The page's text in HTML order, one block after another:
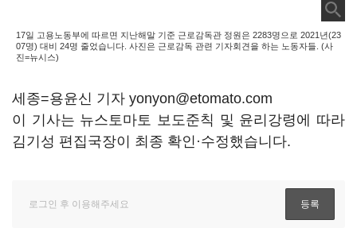
17일 고용노동부에 따르면 지난해말 기준 근로감독관 정원은 2283명으로 2021년(23
07명) 대비 24명 줄었습니다. 사진은 근로감독 관련 기자회견을 하는 노동자들. (사
진=뉴시스)
세종=용윤신 기자 yonyon@etomato.com
이 기사는 뉴스토마토 보도준칙 및 윤리강령에 따라
김기성 편집국장이 최종 확인·수정했습니다.